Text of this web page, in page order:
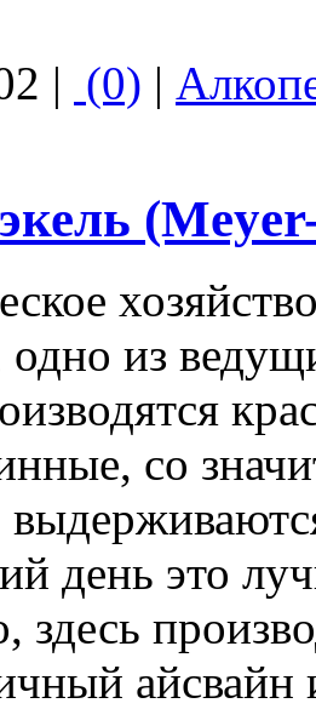
| (0) |
из
со
день это
здесь
айсвайн